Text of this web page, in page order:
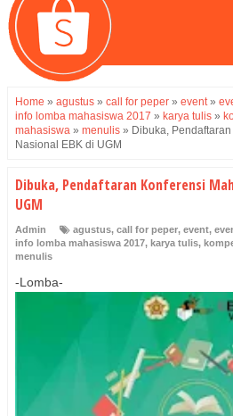
Home » agustus » call for peper » event»
info lomba mahasiswa 2017 » karya tulis »
mahasiswa » menulis » Dibuka,
Nasional EBK di UGM
Dibuka, Pendaftaran Konferensi
UGM
Admin agustus, call for peper, event,
info lomba mahasiswa 2017, karya tulis,
menulis
-Lomba-